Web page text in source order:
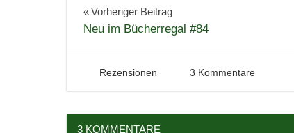
Bücher
Lesen
Rezension
Beitragsnavigation
Vorheriger Beitrag
Neu im Bücherregal #84
1. Februar 2021
Tintenhain
Rezensionen 3 Kommentare
3 KOMMENTARE